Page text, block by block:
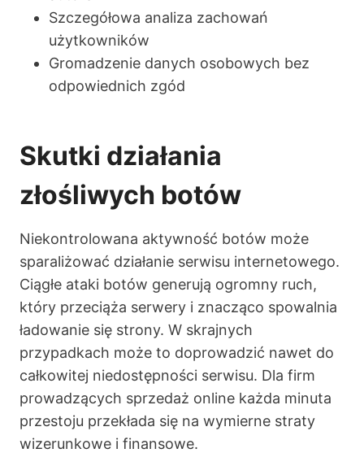
Szczegółowa analiza zachowań
użytkowników
Gromadzenie danych osobowych bez
odpowiednich zgód
Skutki działania
złośliwych botów
Niekontrolowana aktywność botów może
sparaliżować działanie serwisu internetowego.
Ciągłe ataki botów generują ogromny ruch,
który przeciąża serwery i znacząco spowalnia
ładowanie się strony. W skrajnych
przypadkach może to doprowadzić nawet do
całkowitej niedostępności serwisu. Dla firm
prowadzących sprzedaż online każda minuta
przestoju przekłada się na wymierne straty
wizerunkowe i finansowe.